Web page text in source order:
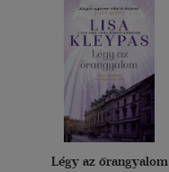
Légy az őrangyalom